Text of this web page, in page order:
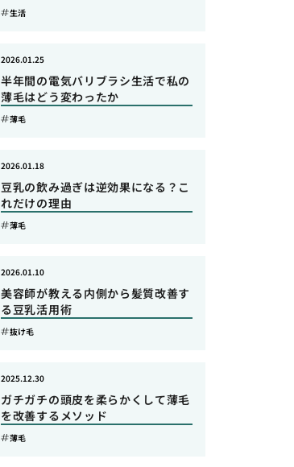
生活
半年間の電気バリブラシ生活で私の
薄毛はどう変わったか
2026.01.25
薄毛
豆乳の飲み過ぎは逆効果になる？こ
れだけの理由
2026.01.18
薄毛
美容師が教える内側から髪質改善す
る豆乳活用術
2026.01.10
抜け毛
ガチガチの頭皮を柔らかくして薄毛
を改善するメソッド
2025.12.30
薄毛